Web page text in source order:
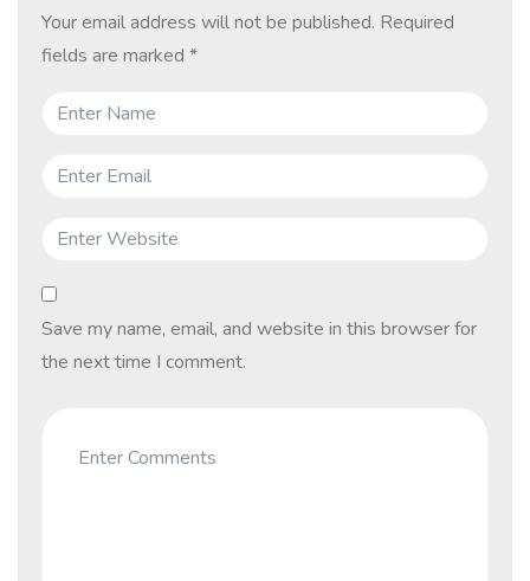
Your email address will not be published. Required
fields are marked *
Save my name, email, and website in this browser for
the next time I comment.